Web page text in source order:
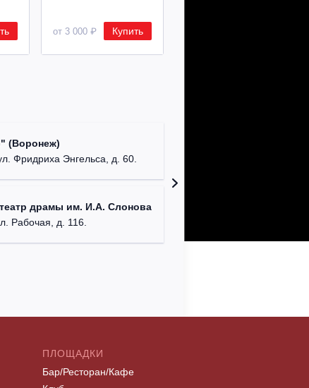
от 3 000 ₽ Купить
(Воронеж)
Фридриха Энгельса, д. 60.
драмы им. И.А. Слонова
Рабочая, д. 116.
ПЛОЩАДКИ
Бар/Ресторан/Кафе